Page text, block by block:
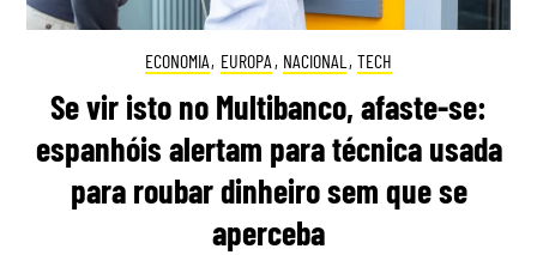
ECONOMIA, EUROPA , NACIONAL , TECH
Se vir isto no Multibanco, afaste-se:
espanhóis alertam para técnica usada
para roubar dinheiro sem que se
aperceba